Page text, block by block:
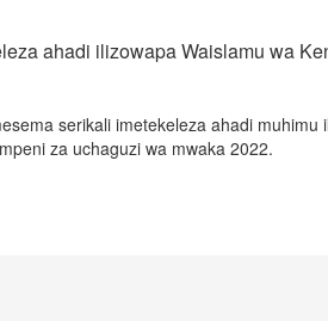
ahadi ilizowapa Waislamu wa
serikali imetekeleza ahadi muhimu
za uchaguzi wa mwaka 2022.